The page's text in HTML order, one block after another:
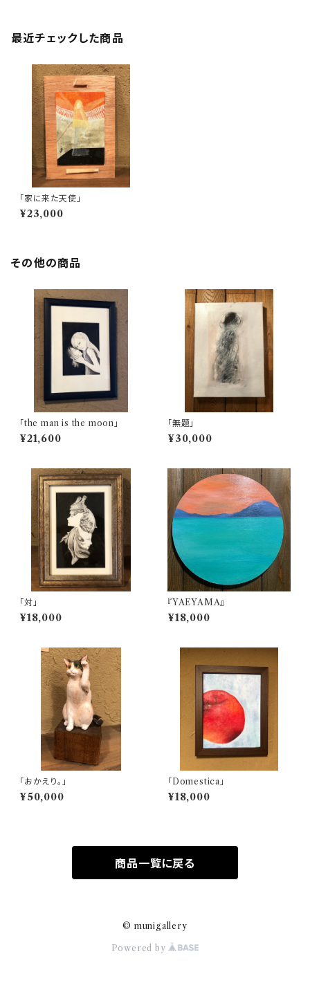
最近チェックした商品
「家に来た天使」
¥23,000
その他の商品
「the man is the moon」
¥21,600
「無題」
¥30,000
「対」
¥18,000
『YAEYAMA』
¥18,000
「おかえり。」
¥50,000
「Domestica」
¥18,000
商品一覧に戻る
© munigallery
Powered by